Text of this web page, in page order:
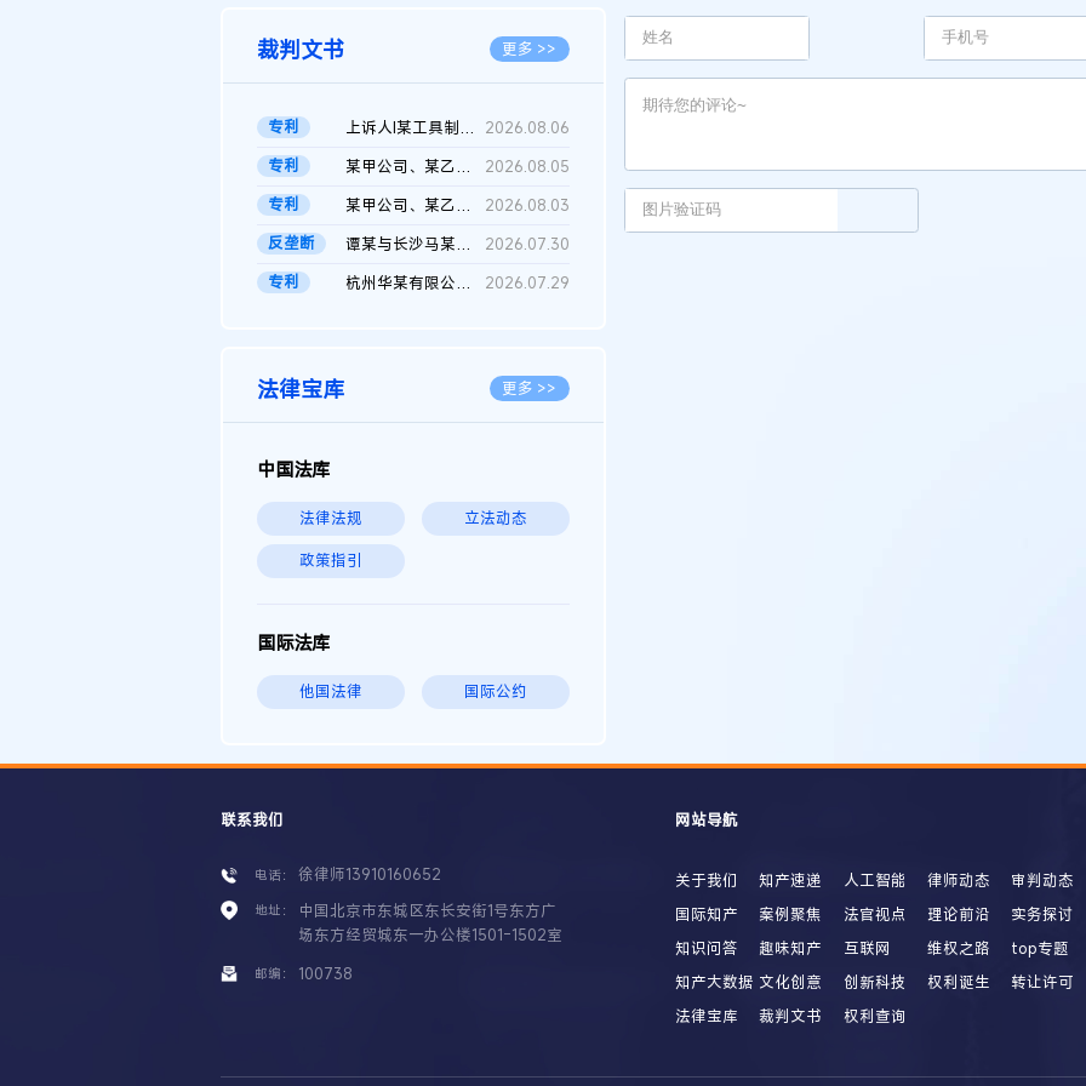
裁判文书 更多 >>
专利 上诉人I某工具制品有限公司与被上诉人程某及一审被告中华人民共和...
2026.08.06
专利
某甲公司、某乙公司、某丙公司申请诉前行为保全复议裁定书
2026.08.05
专利
某甲公司、某乙公司、官某与某丙公司专利申请权权属纠纷 二审判决...
2026.08.03
反垄断
谭某与长沙马某堆农产品股份有限公司滥用市场支配地位纠纷二审裁...
2026.07.30
专利
杭州华某有限公司与菲某有限公司侵害发明专利权纠纷 2026.07.29
法律宝库 更多 >>
中国法库
法律法规 立法动态
政策指引
国际法库
他国法律 国际公约
联系我们
电话： 徐律师13910160652
地址：
中国北京市东城区东长安街1号东方广
场东方经贸城东一办公楼1501-1502室
邮编： 100738
网站导航
关于我们 知产速递 人工智能 律师动态
审判动态
国际知产
案例聚焦 法官视点 理论前沿
实务探讨
知识问答
趣味知产 互联网 维权之路
top专题
知产大数据 文化创意 创新科技 权利诞生
转让许可
法律宝库
裁判文书 权利查询